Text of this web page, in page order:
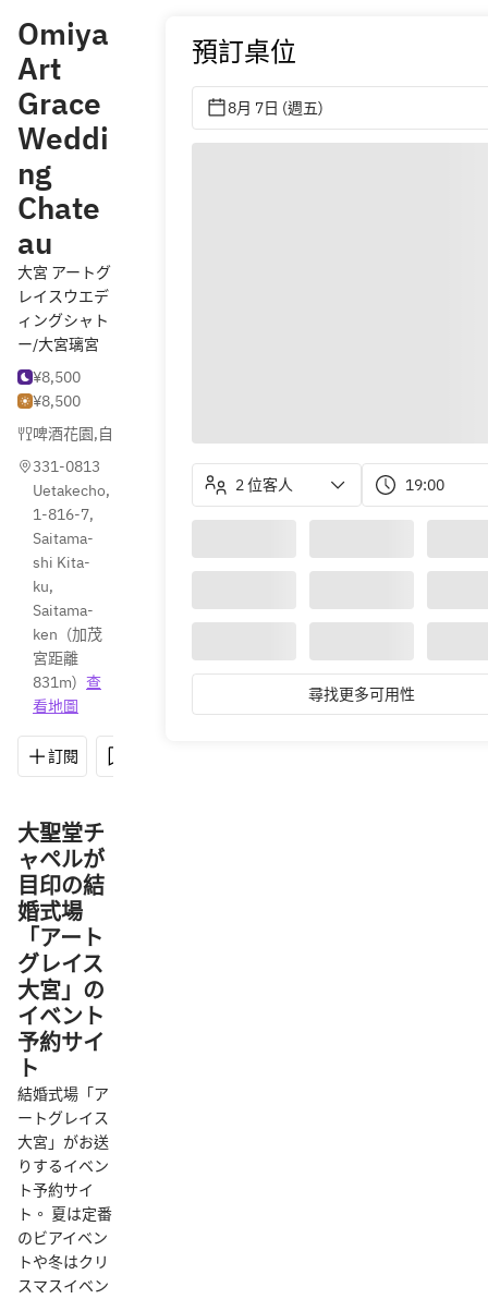
Omiya
Art
Grace
Weddi
ng
Chate
au
大宮 アートグ
レイスウエデ
ィングシャト
ー/大宮璃宮
¥8,500
¥8,500
啤酒花園,自助餐
331-0813
Uetakecho,
1-816-7,
Saitama-
shi Kita-
ku,
Saitama-
ken (加茂
宮距離
831m) 查
看地圖
訂閱
大聖堂チ
ャペルが
目印の結
婚式場
「アート
グレイス
大宮」の
イベント
予約サイ
ト
結婚式場「ア
ートグレイス
大宮」がお送
りするイベン
ト予約サイ
ト。 夏は定番
のビアイベン
トや冬はクリ
スマスイベン
預訂桌位
8月 7日 (週五)
2 位客人 19:00
尋找更多可用性